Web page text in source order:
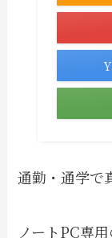
通勤・通学で
ノートPC専